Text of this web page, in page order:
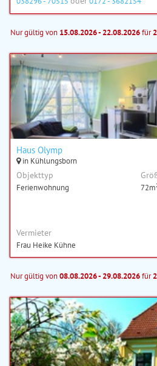
Nur gültig von 15.08.2026 - 22.08.2026für
Haus Olymp
in Kühlungsborn
Objekttyp
Ferienwohnung
Vermieter
Frau Heike Kühne
Nur gültig von08.08.2026 - 29.08.2026für